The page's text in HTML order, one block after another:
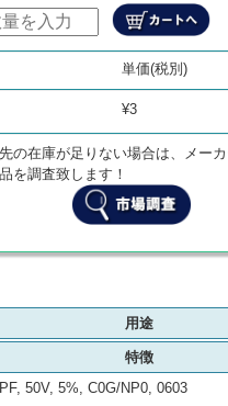
単価
単価(税別)
¥3
の在庫が足りない場合は、メー
を調査致します！
用途
特徴
50V, 5%, C0G/NP0, 0603